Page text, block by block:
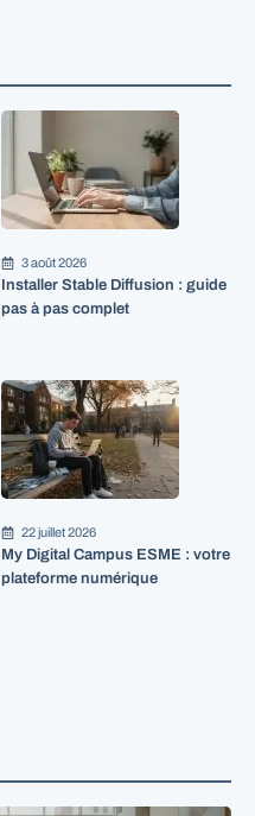
3 août 2026
Installer Stable Diffusion : guide
pas à pas complet
22 juillet 2026
My Digital Campus ESME : votre
plateforme numérique